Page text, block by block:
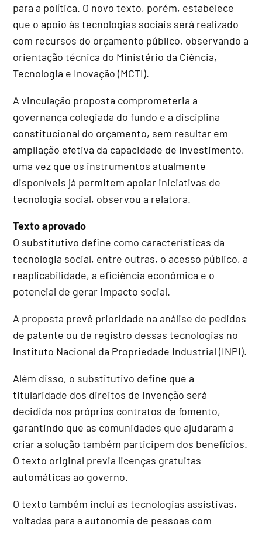
para a política. O novo texto, porém, estabelece
que o apoio às tecnologias sociais será realizado
com recursos do orçamento público, observando a
orientação técnica do Ministério da Ciência,
Tecnologia e Inovação (MCTI).
A vinculação proposta comprometeria a
governança colegiada do fundo e a disciplina
constitucional do orçamento, sem resultar em
ampliação efetiva da capacidade de investimento,
uma vez que os instrumentos atualmente
disponíveis já permitem apoiar iniciativas de
tecnologia social, observou a relatora.
Texto aprovado
O substitutivo define como características da
tecnologia social, entre outras, o acesso público, a
reaplicabilidade, a eficiência econômica e o
potencial de gerar impacto social.
A proposta prevê prioridade na análise de pedidos
de patente ou de registro dessas tecnologias no
Instituto Nacional da Propriedade Industrial (INPI).
Além disso, o substitutivo define que a
titularidade dos direitos de invenção será
decidida nos próprios contratos de fomento,
garantindo que as comunidades que ajudaram a
criar a solução também participem dos benefícios.
O texto original previa licenças gratuitas
automáticas ao governo.
O texto também inclui as tecnologias assistivas,
voltadas para a autonomia de pessoas com